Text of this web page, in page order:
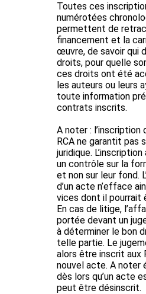
Toutes ces
numérotées
permettent de
financement et la
œuvre, de savoir qui
droits, pour quelle
ces droits ont été
les auteurs ou leurs
toute information
contrats inscrits.
A noter : l’inscription
RCA ne garantit pas
juridique.
un contrôle sur la
et non sur leur fond.
d’un acte n’efface
vices dont il pourrait
En cas de litige,
portée devant un
à déterminer le bon
telle partie. Le
alors être inscrit aux
nouvel acte. A noter
dès lors qu’un acte
peut être désinscrit.